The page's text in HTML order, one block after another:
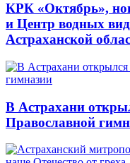
КРК «Октябрь»,
и Центр водных
Астраханской
В Астрахани
Православной